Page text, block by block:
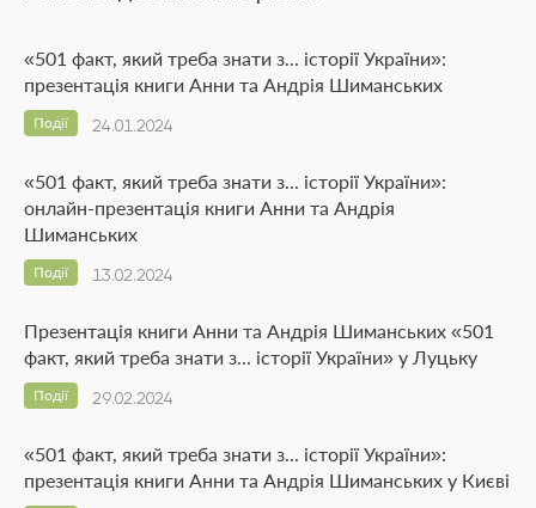
«501 факт, який треба знати з... історії України»:
презентація книги Анни та Андрія Шиманських
24.01.2024
Події
«501 факт, який треба знати з... історії України»:
онлайн-презентація книги Анни та Андрія
Шиманських
13.02.2024
Події
Презентація книги Анни та Андрія Шиманських «501
факт, який треба знати з... історії України» у Луцьку
29.02.2024
Події
«501 факт, який треба знати з... історії України»:
презентація книги Анни та Андрія Шиманських у Києві